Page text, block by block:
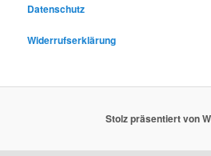
Datenschutz
Widerrufserklärung
Stolz präsentiert von